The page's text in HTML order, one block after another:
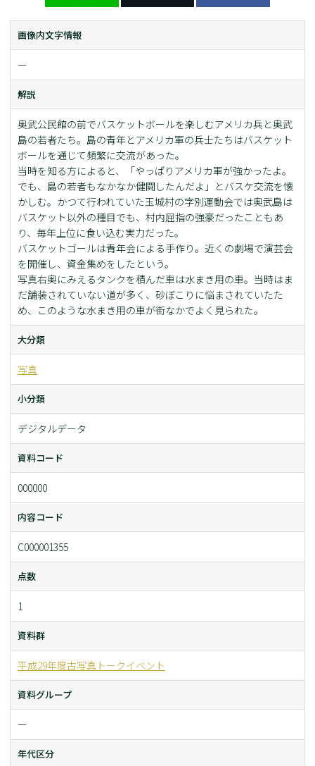
画像内文字情報
ー
解説
奥武公民館の前でバスケットボールを楽しむアメリカ兵と奥武
島の若者たち。島の青年とアメリカ軍の兵士たちはバスケット
ボールを通じて頻繁に交流があった。
当時を知る方によると、「やっぱりアメリカ軍が強かったよ。
でも、島の若者もなかなか健闘したんだよ」とバスケ交流を懐
かしむ。かつて行われていた玉城村の字別運動会では奥武島は
バスケット以外の種目でも、村内屈指の強豪だったこともあ
り、毎年上位に食い込む実力だった。
バスケットゴールは青年会による手作り。近くの劇場で演芸会
を開催し、資金集めをしたという。
写真右奥にみえるタンクを積んだ車は水まき用の車。当時はま
だ舗装されていない道が多く、砂ぼこりに悩まされていたた
め、このような水まき用の車が街なかでよく見られた。
大分類
写真
小分類
デジタルデータ
資料コード
000000
内容コード
C000001355
点数
1
資料群
平成29年度古写真トークイベント
資料グループ
ー
年代区分